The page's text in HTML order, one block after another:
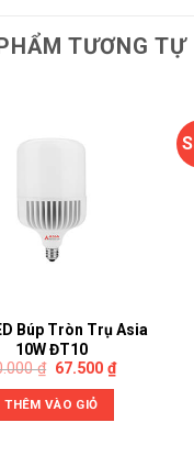
TƯƠNG TỰ
Búp Tròn Trụ Asia
10W ĐT10
₫ 67.500₫
THÊM VÀO GIỎ